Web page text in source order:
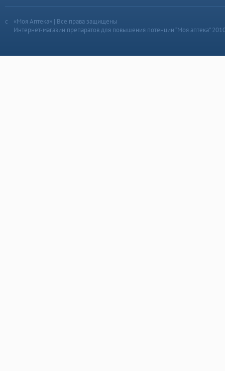
«Моя Аптека» | Все права защищены
Интернет-магазин препаратов для повышения потенции “Моя аптека”